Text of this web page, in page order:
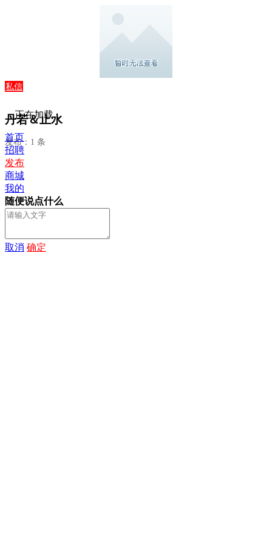
私信
丹若＆止水
发布：1 条
正在加载...
首页
招聘
发布
商城
我的
随便说点什么
取消 确定